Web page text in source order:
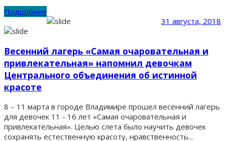
Подробнее
31 августа, 2018
Весенний лагерь «Самая очаровательная и
привлекательная» напомнил девочкам
Центрального объединения об истинной
красоте
8 – 11 марта в городе Владимире прошел весенний лагерь
для девочек 11 - 16 лет «Самая очаровательная и
привлекательная». Целью слета было научить девочек
сохранять естественную красоту, нравственность...